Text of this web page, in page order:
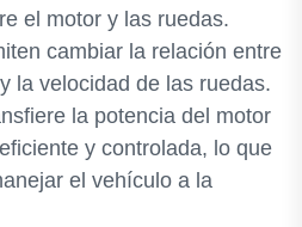
el motor y las ruedas.
cambiar la relación entre
la velocidad de las ruedas.
la potencia del motor
y controlada, lo que
el vehículo a la